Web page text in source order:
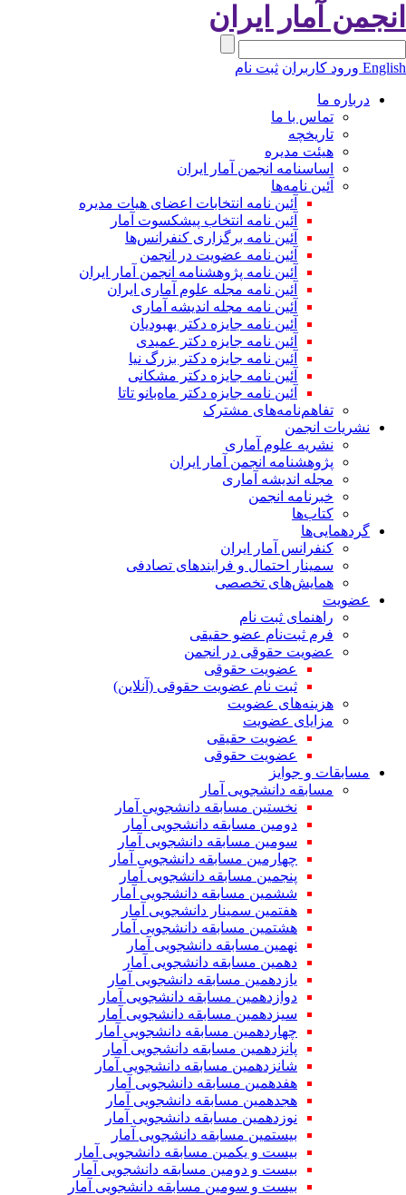
آمار ایران
ورود کاربران ثبت نام
درباره ما
تماس با ما
تاریخچه
هیئت مدیره
اساسنامه انجمن آمار ایران
آئین نامه‌ها
آئین نامه انتخابات اعضای هیات مدیره
آئین نامه انتخاب پیشکسوت آمار
آئین نامه برگزاری کنفرانس‌ها
آئین نامه عضویت در انجمن
آئین نامه پژوهشنامه انجمن آمار ایران
آئین نامه مجله علوم آماری ایران
آئین نامه مجله اندیشه آماری
آئین‌ نامه جایزه دکتر بهبودیان
آئین نامه جایزه دکتر عمیدی
آئین نامه جایزه دکتر بزرگ نیا
آئین نامه جایزه دکتر مشکانی
آئین نامه جایزه دکتر ماه‌بانو تاتا
تفاهم‌نامه‌های مشترک
نشریات انجمن
نشریه علوم آماری
پژوهشنامه انجمن آمار ایران
مجله اندیشه آماری
خبرنامه انجمن
کتاب‌ها
گردهمایی‌ها
کنفرانس آمار ایران
سمینار احتمال و فرایندهای تصادفی
همایش‌های تخصصی
عضویت
راهنمای ثبت نام
فرم ثبت‌نام عضو حقیقی
عضویت حقوقی در انجمن
عضویت حقوقی
ثبت نام عضویت حقوقی (آنلاین)
هزینه‌های عضویت
مزایای عضویت
عضویت حقیقی
عضویت حقوقی
مسابقات و جوایز
مسابقه دانشجویی آمار
نخستین مسابقه دانشجویی آمار
دومین مسابقه دانشجویی آمار
سومین مسابقه دانشجویی آمار
چهارمین مسابقه دانشجویی آمار
پنجمین مسابقه دانشجویی آمار
ششمین مسابقه دانشجویی آمار
هفتمین سمینار دانشجویی آمار
هشتمین مسابقه دانشجویی آمار
نهمین مسابقه دانشجویی آمار
دهمین مسابقه دانشجویی آمار
یازدهمین مسابقه دانشجویی آمار
دوازدهمین مسابقه دانشجویی آمار
سیزدهمین مسابقه دانشجویی آمار
چهاردهمین مسابقه دانشجویی آمار
پانزدهمین مسابقه دانشجویی آمار
شانزدهمین مسابقه دانشجویی آمار
هفدهمین مسابقه دانشجویی آمار
هجدهمین مسابقه دانشجویی آمار
نوزدهمین مسابقه دانشجویی آمار
بیستمین مسابقه دانشجویی آمار
بیست و یکمین مسابقه دانشجویی آمار
بیست و دومین مسابقه دانشجویی آمار
بیست و سومین مسابقه دانشجویی آمار